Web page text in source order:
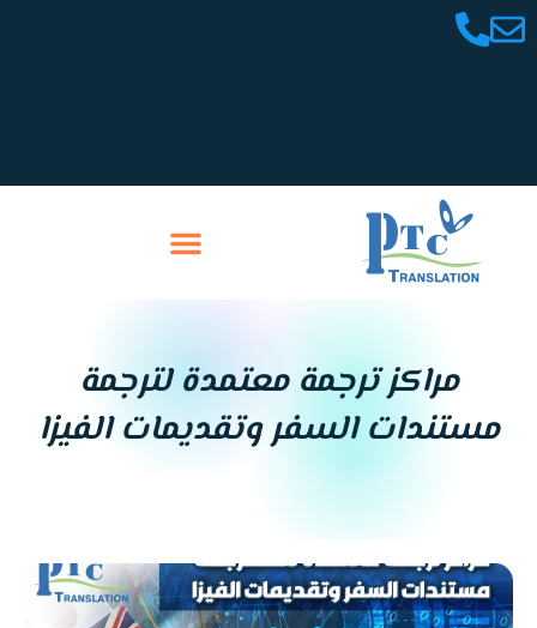
تخطي
مراكز ترجمة معتمدة لترجمة
مستندات السفر وتقديمات الفيزا